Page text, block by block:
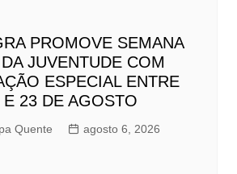
PROMOVE SEMANA
JUVENTUDE COM
ESPECIAL ENTRE
23 DE AGOSTO
Quente
agosto 6, 2026